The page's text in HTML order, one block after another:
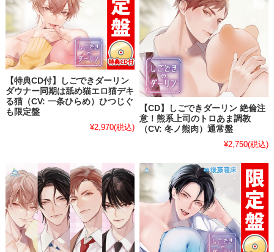
【特典CD付】しごできダーリン
ダウナー同期は舐め猫エロ猫デキ
る猫（CV: 一条ひらめ）ひつじぐ
も限定盤
¥2,970(税込)
【CD】しごできダーリン 絶倫注
意！熊系上司のトロあま調教
（CV: 冬ノ熊肉）通常盤
¥2,750(税込)